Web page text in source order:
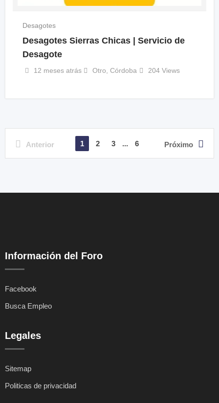
Desagotes
Desagotes Sierras Chicas | Servicio de
Desagote
12 meses atrás Otro, Córdoba 204 Views
Anterior 1 2 3 ... 6 Próximo
Información del Foro
Facebook
Busca Empleo
Legales
Sitemap
Politicas de privacidad